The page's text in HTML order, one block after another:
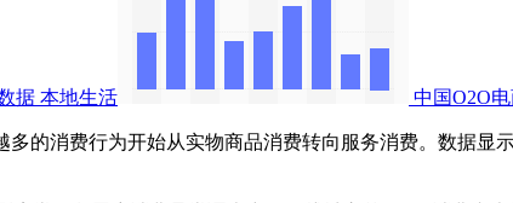
据 本地生活 中国O2O
消费行为开始从实物商品消费转向服务消费。数据显示